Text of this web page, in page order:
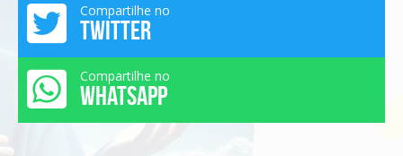
Compartilhe no
TWITTER
Compartilhe no
WHATSAPP